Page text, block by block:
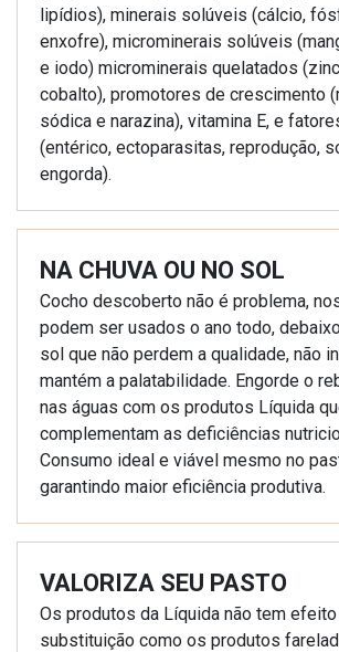
lipídios), minerais solúveis (cálcio,
enxofre), microminerais solúveis
e iodo) microminerais quelatados
cobalto), promotores de crescimento
sódica e narazina), vitamina E, e
(entérico, ectoparasitas, reprodução,
engorda).
NA CHUVA OU NO SOL
Cocho descoberto não é problema,
podem ser usados o ano todo,
sol que não perdem a qualidade, não
mantém a palatabilidade. Engorde o
nas águas com os produtos Líquida
complementam as deficiências
Consumo ideal e viável mesmo no
garantindo maior eficiência produtiva.
VALORIZA SEU PASTO
Os produtos da Líquida não tem
substituição como os produtos